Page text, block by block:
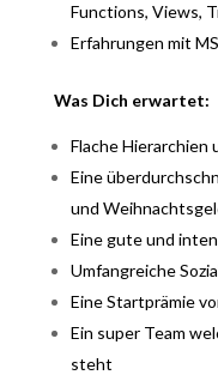
Functions, Views,
Erfahrungen mit
Was Dich erwartet:
Flache Hierarchien
Eine
und
Eine gute und
Umfangreiche
Eine Startprämie
Ein super Team
steht